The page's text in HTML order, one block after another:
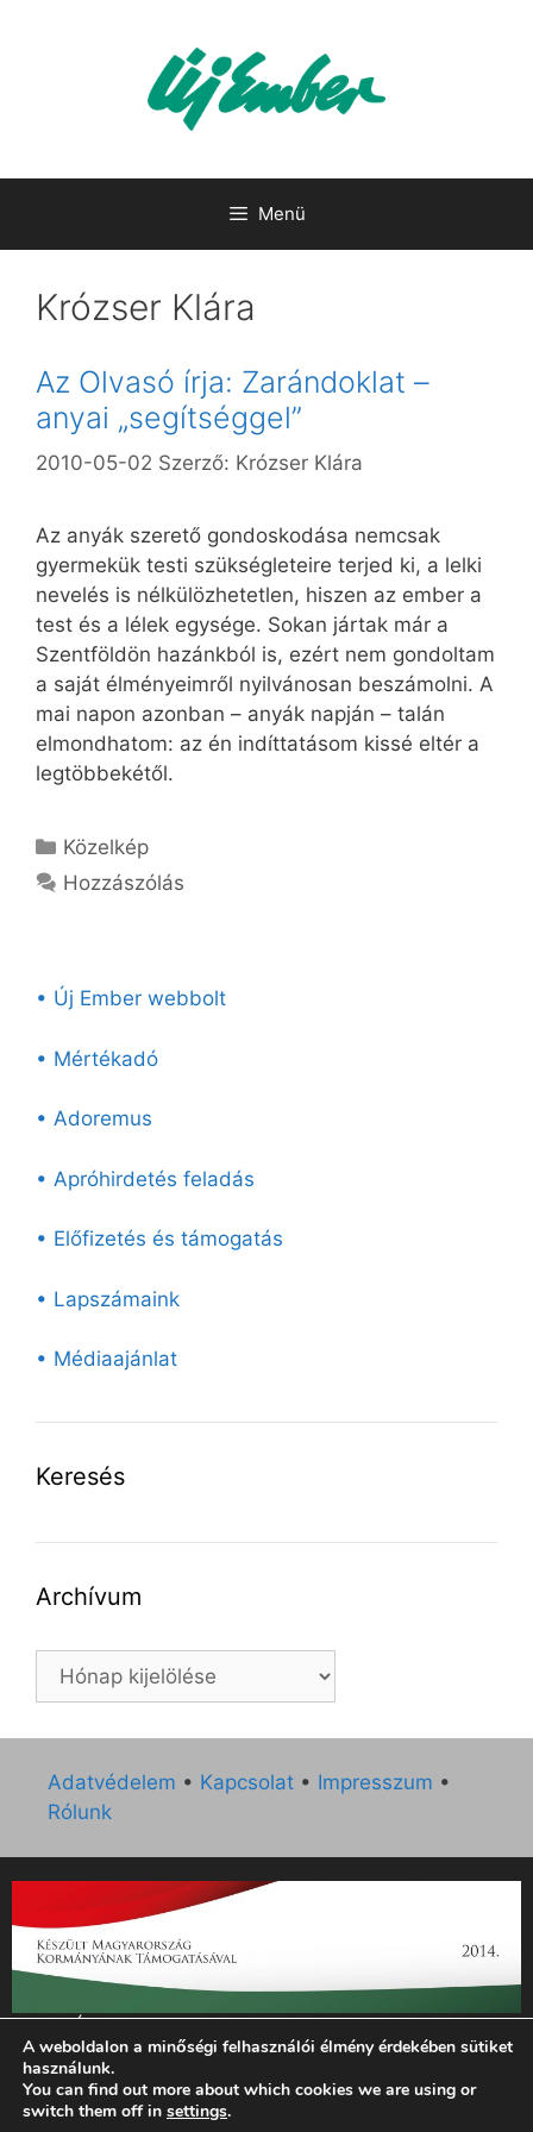
Menü
Krózser Klára
Az Olvasó írja: Zarándoklat –
anyai „segítséggel”
2010-05-02 Szerző: Krózser Klára
Az anyák szerető gondoskodása nemcsak
gyermekük testi szükségleteire terjed ki, a lelki
nevelés is nélkülözhetetlen, hiszen az ember a
test és a lélek egysége. Sokan jártak már a
Szentföldön hazánkból is, ezért nem gondoltam
a saját élményeimről nyilvánosan beszámolni. A
mai napon azonban – anyák napján – talán
elmondhatom: az én indíttatásom kissé eltér a
legtöbbekétől.
Kategória
Közelkép
Hozzászólás
• Új Ember webbolt
• Mértékadó
• Adoremus
• Apróhirdetés feladás
• Előfizetés és támogatás
• Lapszámaink
• Médiaajánlat
Keresés
Archívum
Archívum
Adatvédelem • Kapcsolat • Impresszum •
Rólunk
„Az Új Ember katolikus hetilap 2014. évi működésének
támogatását az EGYH-KCP-14-P-0121 sz. támogatási
szerződés keretében 3 000 000 Ft összegben támogatta az
Emberi Erőforrások Minisztériuma.”
A weboldalon a minőségi felhasználói élmény érdekében sütiket
használunk.
You can find out more about which cookies we are using or
switch them off in settings.